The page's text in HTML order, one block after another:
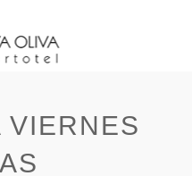
VIERNES